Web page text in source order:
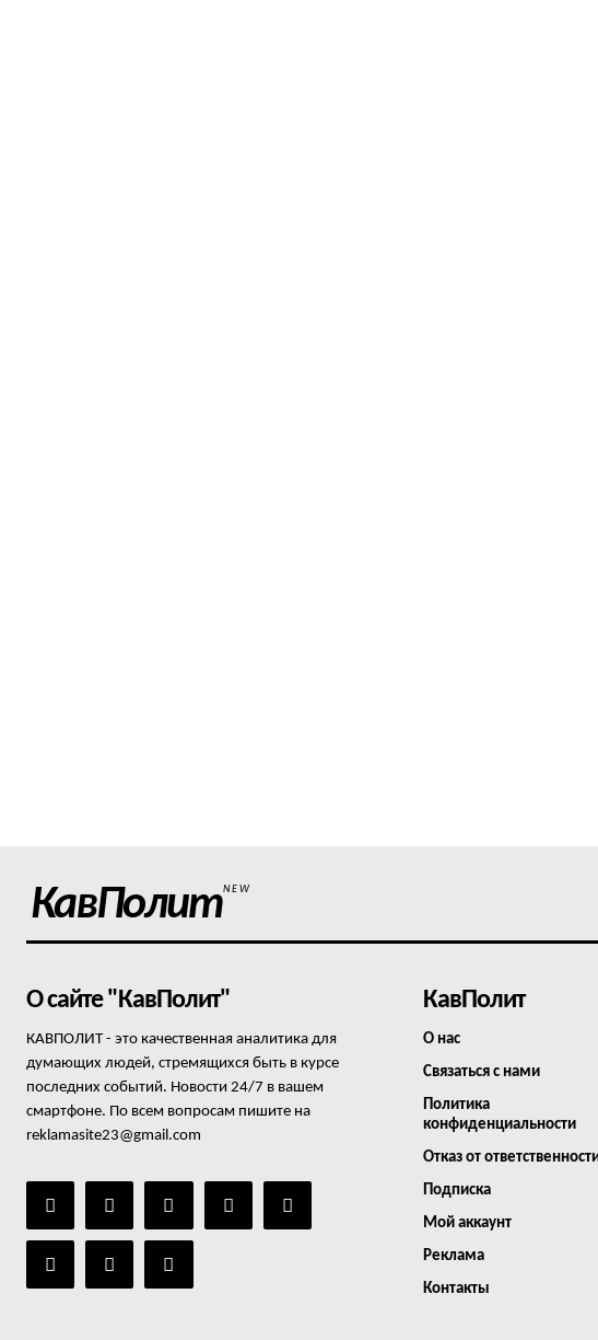
КавПолитNEW
О сайте "КавПолит"
КАВПОЛИТ - это качественная аналитика для
думающих людей, стремящихся быть в курсе
последних событий. Новости 24/7 в вашем
смартфоне. По всем вопросам пишите на
reklamasite23@gmail.com
КавПолит
О нас
Связаться с нами
Политика
конфиденциальности
Отказ от
Подписка
Мой аккаунт
Реклама
Контакты